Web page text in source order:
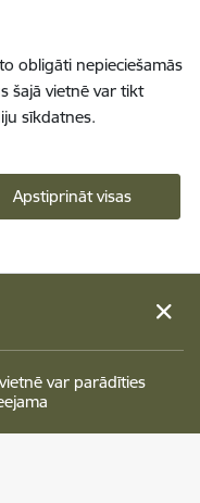
obligāti nepieciešamās
šajā vietnē var tikt
sīkdatnes.
Apstiprināt visas
var parādīties